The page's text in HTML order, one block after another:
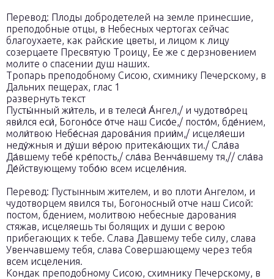
Перевод: Плоды добродетелей на земле принесшие,
преподобные отцы, в Небесных чертогах сейчас
благоухаете, как райские цветы, и лицом к лицу
созерцаете Пресвятую Троицу, Ее же с дерзновением
молите о спасении душ наших.
Тропарь преподобному Сисою, схимнику Печерскому, в
Дальних пещерах, глас 1
развернуть текст
Пусты́нный жи́тель, и в телеси́ А́нгел,/ и чудотво́рец
яви́лся еси́, Богоно́се о́тче наш Сисо́е,/ посто́м, бде́нием,
моли́твою Небе́сная дарова́ния прии́м,/ исцеля́еши
неду́жныя и ду́ши ве́рою притека́ющих ти./ Сла́ва
Да́вшему тебе́ кре́пость,/ сла́ва Венча́вшему тя,// сла́ва
Де́йствующему тобо́ю всем исцеле́ния.
Перевод: Пустынным жителем, и во плоти Ангелом, и
чудотворцем явился ты, Богоносный отче наш Сисой:
постом, бдением, молитвою небесные дарования
стяжав, исцеляешь ты болящих и души с верою
прибегающих к тебе. Слава Давшему тебе силу, слава
Увенчавшему тебя, слава Совершающему через тебя
всем исцеления.
Кондак преподобному Сисою, схимнику Печерскому, в